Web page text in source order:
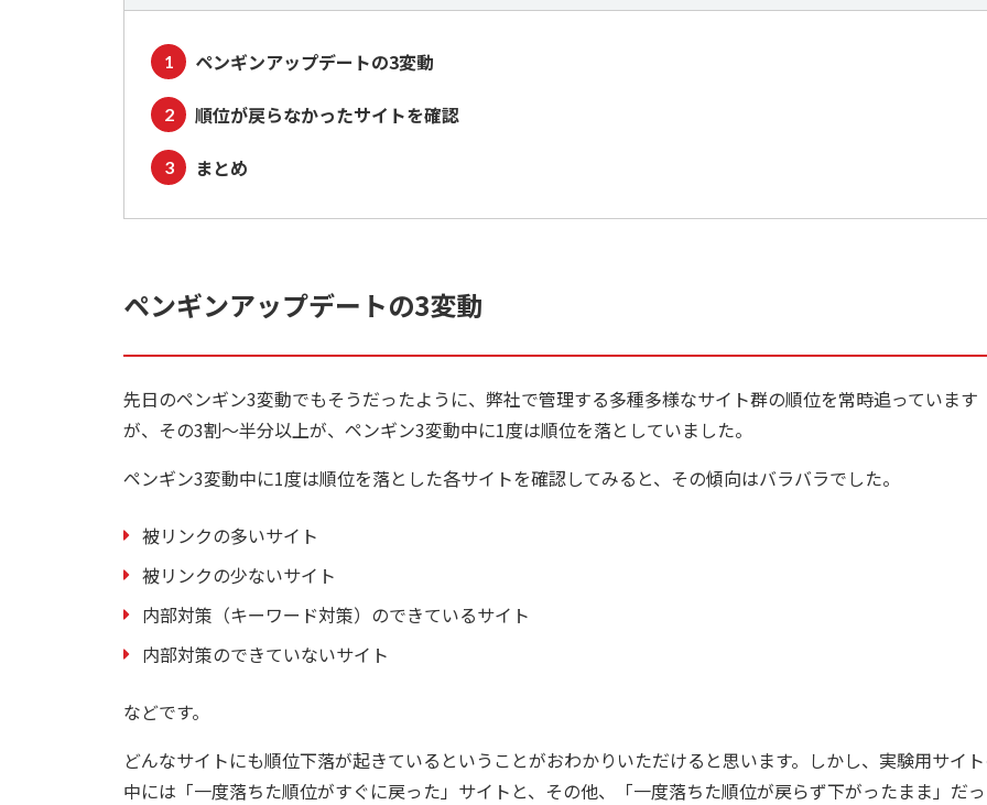
ペンギンアップデートの3変動
順位が戻らなかったサイトを確認
まとめ
ペンギンアップデートの3変動
先日のペンギン3変動でもそうだったように、弊社で管理する多種多様なサイト群の順位を常時追っています
が、その3割～半分以上が、ペンギン3変動中に1度は順位を落としていました。
ペンギン3変動中に1度は順位を落とした各サイトを確認してみると、その傾向はバラバラでした。
被リンクの多いサイト
被リンクの少ないサイト
内部対策（キーワード対策）のできているサイト
内部対策のできていないサイト
などです。
どんなサイトにも順位下落が起きているということがおわかりいただけると思います。しかし、実験用サイ
中には「一度落ちた順位がすぐに戻った」サイトと、その他、「一度落ちた順位が戻らず下がったまま」だ